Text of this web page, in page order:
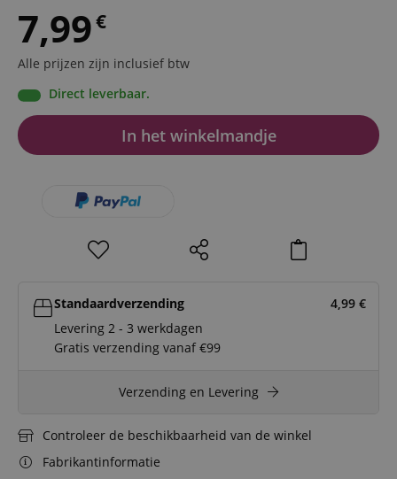
7,99€
Alle prijzen zijn inclusief btw
Direct leverbaar.
In het winkelmandje
Standaardverzending 4,99 €
Levering 2 - 3 werkdagen
Gratis verzending vanaf €99
Verzending en Levering
Controleer de beschikbaarheid van de winkel
Fabrikantinformatie